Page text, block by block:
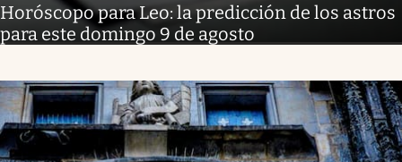
Horóscopo para Leo: la predicción de los astros
para este domingo 9 de agosto